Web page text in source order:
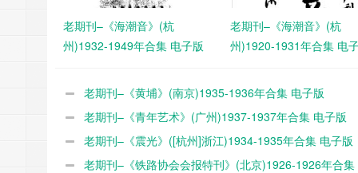
老期刊–《海潮音》(杭
州)1932-1949年合集 电子版
老期刊–《海潮音》(杭
州)1920-1931年合集 电
老期刊–《黄埔》(南京)1935-1936年合集 电子版
老期刊–《青年艺术》(广州)1937-1937年合集 电子版
老期刊–《震光》([杭州]浙江)1934-1935年合集 电子版
老期刊–《铁路协会会报特刊》(北京)1926-1926年合集